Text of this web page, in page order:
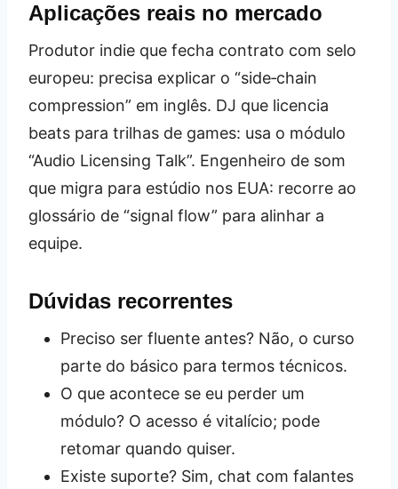
Aplicações reais no mercado
Produtor indie que fecha contrato com selo
europeu: precisa explicar o “side‑chain
compression” em inglês. DJ que licencia
beats para trilhas de games: usa o módulo
“Audio Licensing Talk”. Engenheiro de som
que migra para estúdio nos EUA: recorre ao
glossário de “signal flow” para alinhar a
equipe.
Dúvidas recorrentes
Preciso ser fluente antes? Não, o curso
parte do básico para termos técnicos.
O que acontece se eu perder um
módulo? O acesso é vitalício; pode
retomar quando quiser.
Existe suporte? Sim, chat com falantes